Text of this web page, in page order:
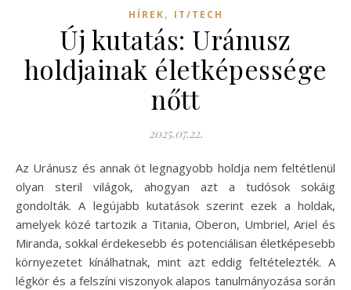
HÍREK, IT/TECH
Új kutatás: Uránusz
holdjainak életképessége
nőtt
2025.07.22.
Az Uránusz és annak öt legnagyobb holdja nem feltétlenül
olyan steril világok, ahogyan azt a tudósok sokáig
gondolták. A legújabb kutatások szerint ezek a holdak,
amelyek közé tartozik a Titania, Oberon, Umbriel, Ariel és
Miranda, sokkal érdekesebb és potenciálisan életképesebb
környezetet kínálhatnak, mint azt eddig feltételezték. A
légkör és a felszíni viszonyok alapos tanulmányozása során